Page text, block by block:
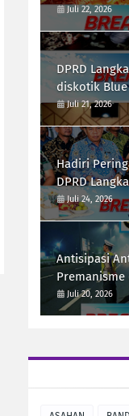
Titik di Duga
Gunaan
Musnahkan
Juli 22, 2026
DPRD
diskotik
Juli 21, 2026
Hadiri
DPRD
Narkotika
Juli 24, 2026
Antisipasi
Tim UKL
Patroli
Juli 20, 2026